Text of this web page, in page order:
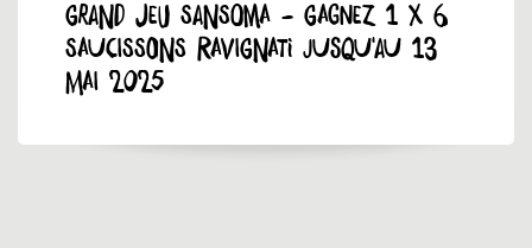
GRAND JEU sansoma - Gagnez 1 x 6
saucissons Ravignati jusqu'au 13
mai 2025